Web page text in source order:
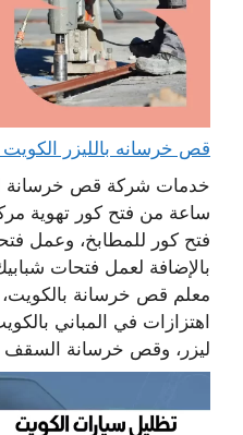
قص خرسانه بالليزر الكويت 65932555 فتح كور تكييف
ساعة من فتح كور تهوية
فتح كور للمطابخ، وعمل
بالإضافة لعمل فتحات
معلم قص خرسانة
اهتزازات في المباني
ليزر، وقص خرسانة